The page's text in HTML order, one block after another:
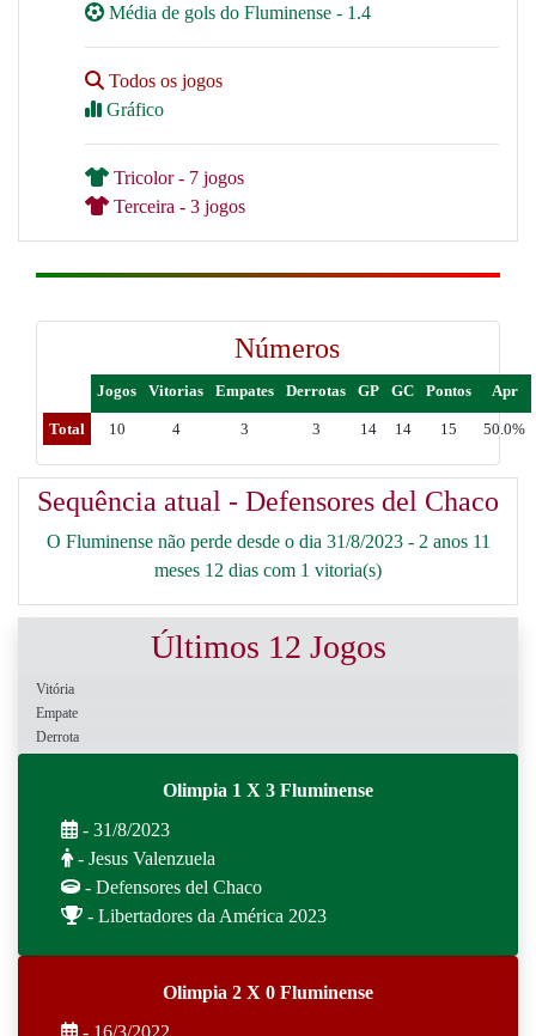
Média de gols do Fluminense - 1.4
Todos os jogos
Gráfico
Tricolor - 7 jogos
Terceira - 3 jogos
Números
Jogos Vitorias Empates Derrotas GP GC Pontos Apr
Total 10 4 3 3 14 14 15 50.0%
Sequência atual - Defensores del Chaco
O Fluminense não perde desde o dia 31/8/2023 - 2 anos 11
meses 12 dias com 1 vitoria(s)
Últimos 12 Jogos
Vitória
Empate
Derrota
Olimpia 1 X 3 Fluminense
- 31/8/2023
- Jesus Valenzuela
- Defensores del Chaco
- Libertadores da América 2023
Olimpia 2 X 0 Fluminense
- 16/3/2022